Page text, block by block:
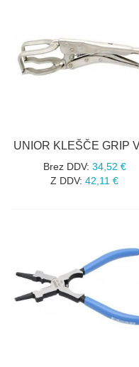
Brez DDV: 34,52 €
Z DDV: 42,11 €